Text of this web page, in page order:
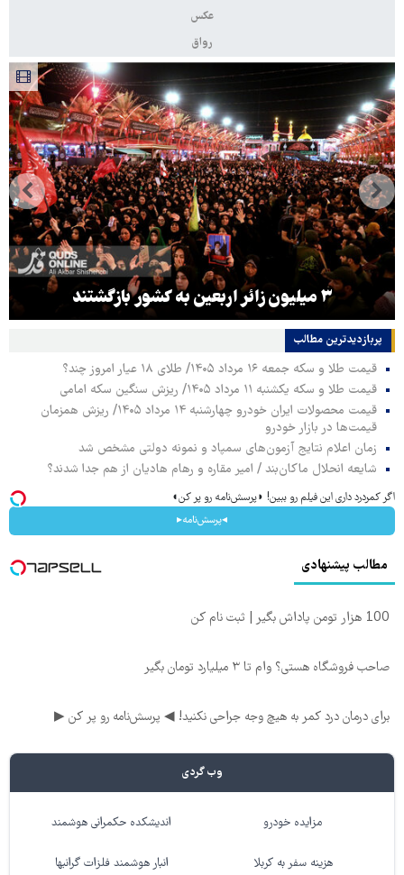
عکس
رواق
۳ میلیون زائر اربعین به کشور بازگشتند
پربازدیدترین‌ مطالب
قیمت طلا و سکه جمعه ۱۶ مرداد ۱۴۰۵/ طلای ۱۸ عیار امروز چند؟
قیمت طلا و سکه یکشنبه ۱۱ مرداد ۱۴۰۵/ ریزش سنگین سکه امامی
قیمت محصولات ایران خودرو چهارشنبه ۱۴ مرداد ۱۴۰۵/ ریزش همزمان
قیمت‌ها در بازار خودرو
زمان اعلام نتایج آزمون‌های سمپاد و نمونه دولتی مشخص شد
شایعه انحلال ماکان‌بند / امیر مقاره و رهام هادیان از هم جدا شدند؟
اگر کمردرد داری این فیلم رو ببین! ◗پرسش‌نامه رو پر کن◖
◂پرسش‌نامه▸
مطالب پیشنهادی
100 هزار تومن پاداش بگیر | ثبت نام کن
صاحب فروشگاه هستی؟ وام تا ۳ میلیارد تومان بگیر
برای درمان درد کمر به هیچ وجه جراحی نکنید! ◀ پرسش‌نامه رو پر کن ▶
وب گردی
مزایده خودرو اندیشکده حکمرانی هوشمند
هزینه سفر به کربلا انبار هوشمند فلزات گرانبها